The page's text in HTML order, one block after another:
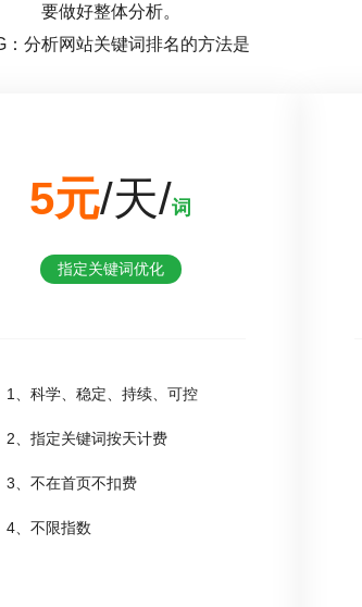
要做好整体分析。
：分析网站关键词排名的方法是
5元/天/词
指定关键词优化
1、科学、稳定、持续、可控
2、指定关键词按天计费
3、不在首页不扣费
4、不限指数